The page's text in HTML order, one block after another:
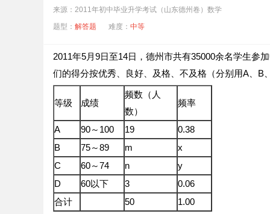
来源：2011年初中毕业升学考试（山东德州卷）数学
题型： 解答题 难度： 中等
2011年5月9日至14日，德州市共有35000余名学生参
们的得分按优秀、良好、及格、不及格（分别用A、
等级 成绩
频数（人
数）
频率
A 90～100 19
0.38
B
75～89 m
x
C
60～74 n
y
D
60以下 3
0.06
合计
50
1.00